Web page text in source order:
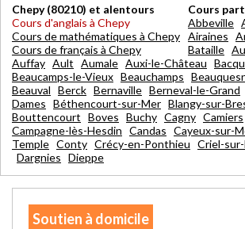
Chepy (80210) et alentours
Cours d'anglais à Chepy
Cours de mathématiques à Chepy
Cours de français à Chepy
Cours
Abbeville
Airaines
Bataille
Auffay Ault Aumale Auxi-le-Château
Beaucamps-le-Vieux Beauchamps
Beauval Berck Bernaville Berneval-le-Grand
Dames Béthencourt-sur-Mer Blangy-sur-
Bouttencourt Boves Buchy Cagny Camiers
Campagne-lès-Hesdin Candas Cayeux-sur-
Temple Conty Crécy-en-Ponthieu Criel-
Dargnies Dieppe
Soutien à domicile